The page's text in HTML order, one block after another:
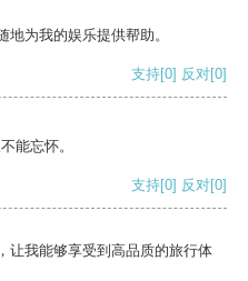
为我的娱乐提供帮助。
支持[0] 反对[0]
能忘怀。
支持[0] 反对[0]
让我能够享受到高品质的旅行体